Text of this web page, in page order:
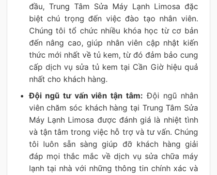
đầu, Trung Tâm Sửa Máy Lạnh Limosa đặc
biệt chú trọng đến việc đào tạo nhân viên.
Chúng tôi tổ chức nhiều khóa học từ cơ bản
đến nâng cao, giúp nhân viên cập nhật kiến
thức mới nhất về tủ kem, từ đó đảm bảo cung
cấp dịch vụ sửa tủ kem tại Cần Giờ hiệu quả
nhất cho khách hàng.
Đội ngũ tư vấn viên tận tâm: Đội ngũ nhân
viên chăm sóc khách hàng tại Trung Tâm Sửa
Máy Lạnh Limosa được đánh giá là nhiệt tình
và tận tâm trong việc hỗ trợ và tư vấn. Chúng
tôi luôn sẵn sàng giúp đỡ khách hàng giải
đáp mọi thắc mắc về dịch vụ sửa chữa máy
lạnh tại nhà với những thông tin chính xác và